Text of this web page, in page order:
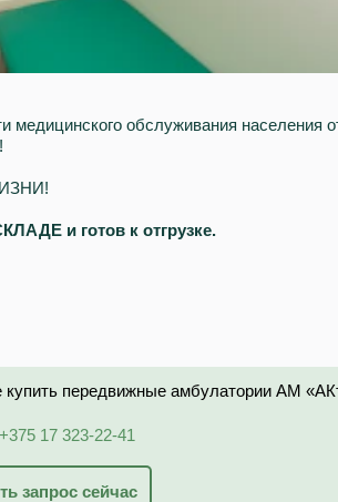
медицинского обслуживания населения
и готов к отгрузке.
купить передвижные амбулатории АМ
+375 17 323-22-41
запрос сейчас